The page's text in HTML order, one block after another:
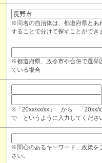
※同名の自治体は、都道府県とあ
することで分けて探すことができ
※都道府県、政令市や合併で選挙
ている場合
※「20xx/xx/xx」 から 「20xx/
で というように入力してくださ
※関心のあるキーワード、政策を
さい。